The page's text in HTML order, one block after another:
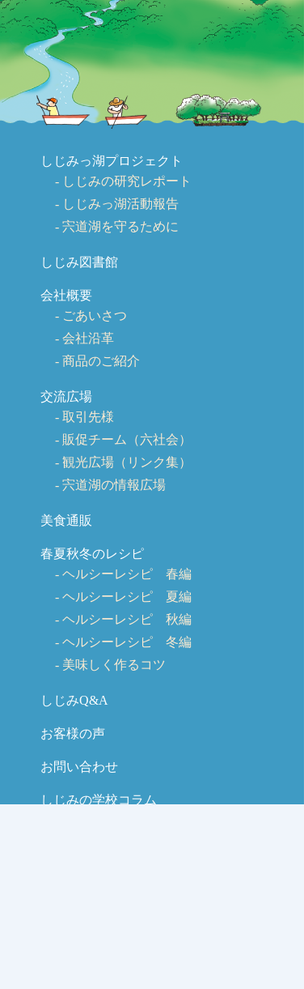
しじみっ湖プロジェクト
しじみの研究レポート
しじみっ湖活動報告
宍道湖を守るために
しじみ図書館
会社概要
ごあいさつ
会社沿革
商品のご紹介
交流広場
取引先様
販促チーム（六社会）
観光広場（リンク集）
宍道湖の情報広場
美食通販
春夏秋冬のレシピ
ヘルシーレシピ 春編
ヘルシーレシピ 夏編
ヘルシーレシピ 秋編
ヘルシーレシピ 冬編
美味しく作るコツ
しじみQ&A
お客様の声
お問い合わせ
しじみの学校コラム